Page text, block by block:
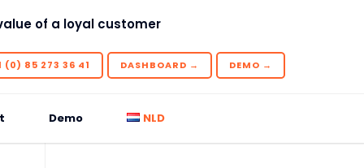
of a loyal customer
DEMO →
DASHBOARD →
(0) 85 273 36 41
Demo NLD